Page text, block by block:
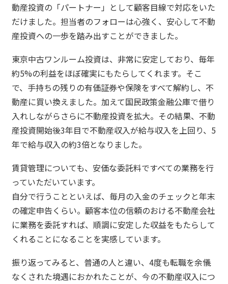
動産投資の「パートナー」として顧客目線で対応をいた
だけました。担当者のフォローは心強く、安心して不動
産投資への一歩を踏み出すことができました。
東京中古ワンルーム投資は、非常に安定しており、毎年
約5%の利益をほぼ確実にもたらしてくれます。そこ
で、手持ちの残りの有価証券や保険をすべて解約し、不
動産に買い換えました。加えて国民政策金融公庫で借り
入れしながらさらに不動産投資を拡大。その結果、不動
産投資開始後3年目で不動産収入が給与収入を上回り、5
年で給与収入の約3倍となりました。
賃貸管理についても、安価な委託料ですべての業務を行
っていただいています。
自分で行うことといえば、毎月の入金のチェックと年末
の確定申告くらい。顧客本位の信頼のおける不動産会社
に業務を委託すれば、順調に安定した収益をもたらして
くれることになることを実感しています。
振り返ってみると、普通の人と違い、4度も転職を余儀
なくされた境遇におかれたことが、今の不動産収入につ